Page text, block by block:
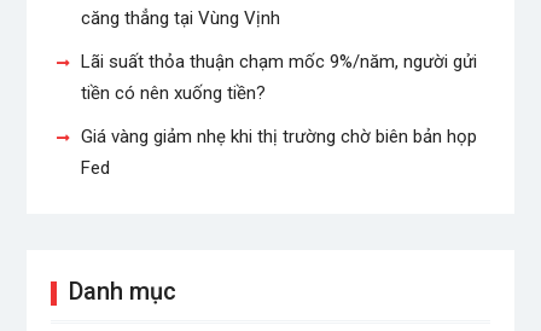
căng thẳng tại Vùng Vịnh
Lãi suất thỏa thuận chạm mốc 9%/năm, người gửi
tiền có nên xuống tiền?
Giá vàng giảm nhẹ khi thị trường chờ biên bản họp
Fed
Danh mục